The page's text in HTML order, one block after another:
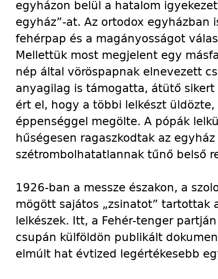
egyházon belül a hatalom
egyház”-at. Az ortodox egyházban
fehérpap és a magányosságot
Mellettük most megjelent egy
nép által vöröspapnak elnevezett
anyagilag is támogatta, átütő
ért el, hogy a többi lelkészt
éppenséggel megölte. A pópák
hűségesen ragaszkodtak az
szétrombolhatatlannak tűnő belső
1926-ban a messze északon, a
mögött sajátos „zsinatot” tartottak
lelkészek. Itt, a Fehér-tenger
csupán külföldön publikált
elmúlt hat évtized legértékesebb